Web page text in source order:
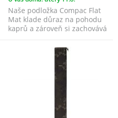
Naše podložka Compac Flat
Mat klade důraz na pohodu
kaprů a zároveň si zachovává